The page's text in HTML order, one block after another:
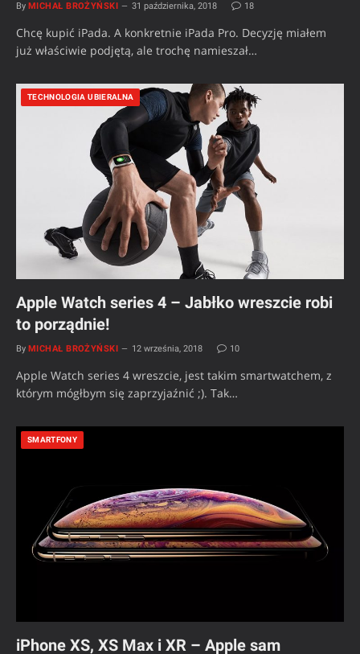
By MICHAŁ BROŻYŃSKI 31 października, 2018 18
Chcę kupić iPada. A konkretnie iPada Pro. Decyzję miałem
już właściwie podjętą, ale trochę namieszał…
TECHNOLOGIA UBIERALNA
Apple Watch series 4 – Jabłko wreszcie robi
to porządnie!
By MICHAŁ BROŻYŃSKI 12 września, 2018 10
Apple Watch series 4 wreszcie, jest takim smartwatchem, z
którym mógłbym się zaprzyjaźnić ;). Tak…
SMARTFONY
iPhone XS, XS Max i XR – Apple sam